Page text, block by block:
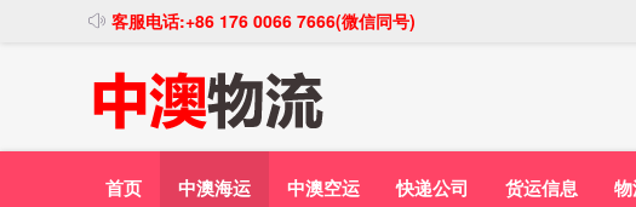
客服电话:+86 176 0066 7666(微信同号)
首页 中澳海运 中澳空运 快递公司 货运信息